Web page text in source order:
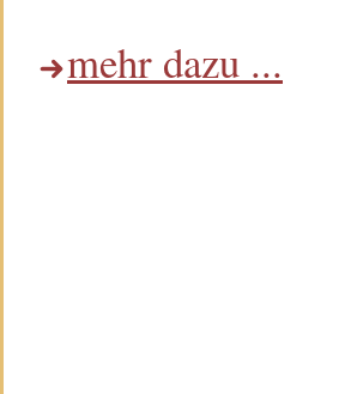
mehr dazu ...